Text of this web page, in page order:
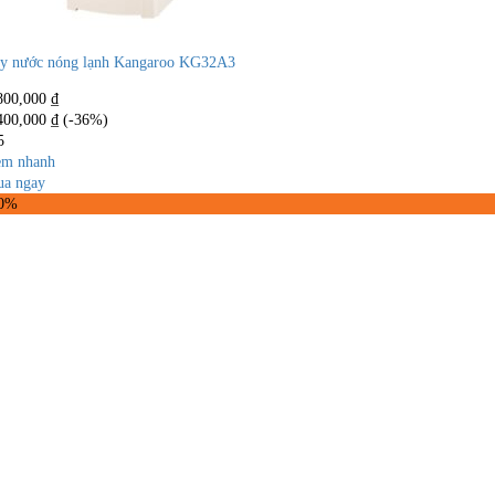
nước nóng lạnh Kangaroo KG32A3
₫
₫ (-36%)
nhanh
ngay